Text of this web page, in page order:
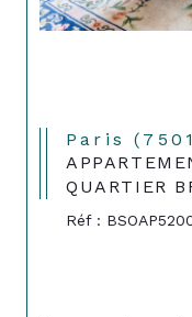
Paris
QUARTIER
Réf :